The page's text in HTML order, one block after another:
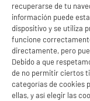
recuperarse de tu
información puede
dispositivo y se utiliza
funcione
directamente, pero
Debido a que
de no permitir ciertos
categorías de cookies
ellas, y así elegir las